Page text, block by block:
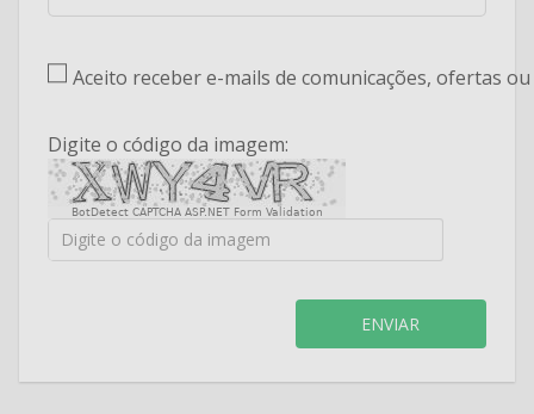
Aceito receber e-mails de comunicações, ofertas
Digite o código da imagem:
BotDetect CAPTCHA ASP.NET Form Validation
ENVIAR